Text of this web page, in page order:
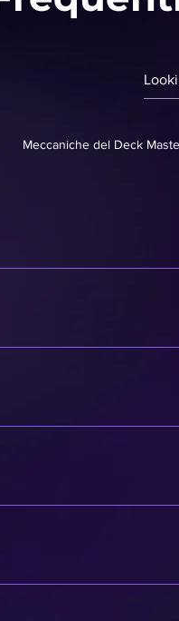
Meccaniche del Deck
fungendo da
essere solo una
in TCG/OCG può
stesso o citati nel
ad un Dominio se
Zone (DMZ), un'area